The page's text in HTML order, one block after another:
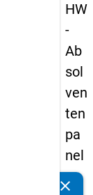
HW
-
Ab
sol
ven
ten
pa
nel
s
clear